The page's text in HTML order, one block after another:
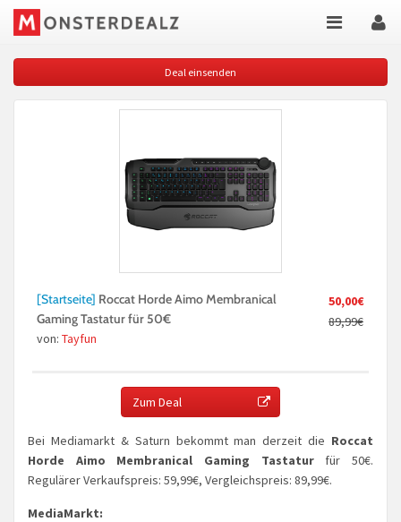
Deal einsenden
50,00€
89,99€
[Startseite] Roccat Horde Aimo Membranical
Gaming Tastatur für 50€
von: Tayfun
Zum Deal
Bei Mediamarkt & Saturn bekommt man derzeit die Roccat
Horde Aimo Membranical Gaming Tastaturfür 50€.
Regulärer Verkaufspreis: 59,99€, Vergleichspreis: 89,99€.
MediaMarkt: